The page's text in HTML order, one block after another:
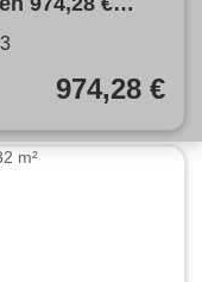
974,28 €